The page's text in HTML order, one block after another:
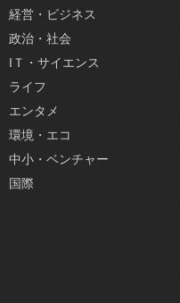
経営・ビジネス
政治・社会
IＴ・サイエンス
ライフ
エンタメ
環境・エコ
中小・ベンチャー
国際